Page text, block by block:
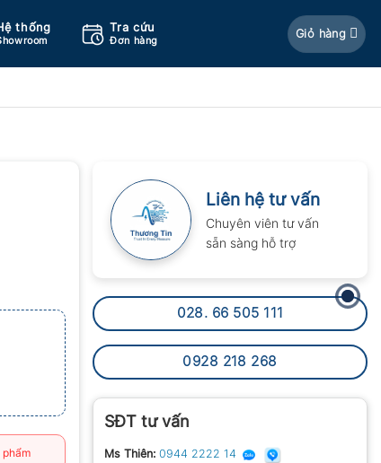
thống Tra cứu
Đơn hàng
Giỏ hàng
Liên hệ tư vấn
Chuyên viên tư vấn
sẵn sàng hỗ trợ
028. 66 505 111
0928 218 268
SĐT tư vấn
Ms Thiên: 0944 2222 14
phẩm